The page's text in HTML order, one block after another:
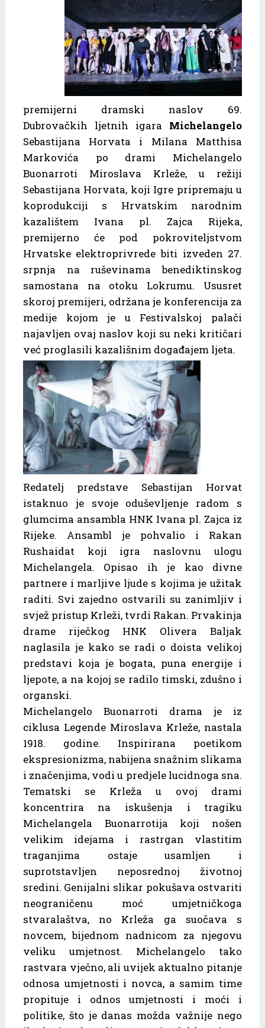
premijerni dramski naslov 69.
Dubrovačkih ljetnih igara Michelangelo
Sebastijana Horvata i Milana Matthisa
Markovića po drami Michelangelo
Buonarroti Miroslava Krleže, u režiji
Sebastijana Horvata, koji Igre pripremaju u
koprodukciji s Hrvatskim narodnim
kazalištem Ivana pl. Zajca Rijeka,
premijerno će pod pokroviteljstvom
Hrvatske elektroprivrede biti izveden 27.
srpnja na ruševinama benediktinskog
samostana na otoku Lokrumu. Ususret
skoroj premijeri, održana je konferencija za
medije kojom je u Festivalskoj palači
najavljen ovaj naslov koji su neki kritičari
već proglasili kazališnim događajem ljeta.
Redatelj predstave Sebastijan Horvat
istaknuo je svoje oduševljenje radom s
glumcima ansambla HNK Ivana pl. Zajca iz
Rijeke. Ansambl je pohvalio i Rakan
Rushaidat koji igra naslovnu ulogu
Michelangela. Opisao ih je kao divne
partnere i marljive ljude s kojima je užitak
raditi. Svi zajedno ostvarili su zanimljiv i
svjež pristup Krleži, tvrdi Rakan. Prvakinja
drame riječkog HNK Olivera Baljak
naglasila je kako se radi o doista velikoj
predstavi koja je bogata, puna energije i
ljepote, a na kojoj se radilo timski, zdušno i
organski.
Michelangelo Buonarroti drama je iz
ciklusa Legende Miroslava Krleže, nastala
1918. godine. Inspirirana poetikom
ekspresionizma, nabijena snažnim slikama
i značenjima, vodi u predjele lucidnoga sna.
Tematski se Krleža u ovoj drami
koncentrira na iskušenja i tragiku
Michelangela Buonarrotija koji nošen
velikim idejama i rastrgan vlastitim
traganjima ostaje usamljen i
suprotstavljen neposrednoj životnoj
sredini. Genijalni slikar pokušava ostvariti
neograničenu moć umjetničkoga
stvaralaštva, no Krleža ga suočava s
novcem, bijednom nadnicom za njegovu
veliku umjetnost. Michelangelo tako
rastvara vječno, ali uvijek aktualno pitanje
odnosa umjetnosti i novca, a samim time
propituje i odnos umjetnosti i moći i
politike, što je danas možda važnije nego